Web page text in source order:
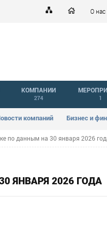
О нас
компаний Бизнес и
КОМПАНИИ
274 1
по данным на 30 января 2026
ЯНВАРЯ 2026 ГОДА